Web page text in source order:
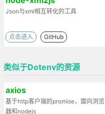
Json与xml相互转化的工具
点击进入 GitHub
类似于Dotenv的资源
axios
基于http客户端的promise，面向浏览
器和nodejs